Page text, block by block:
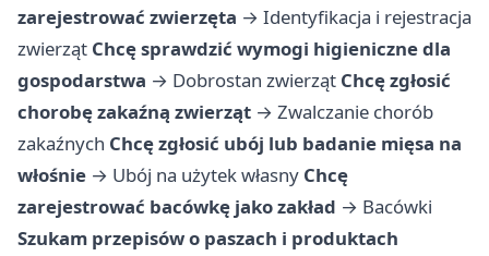
zarejestrować zwierzęta → Identyfikacja i rejestracja
zwierząt Chcę sprawdzić wymogi higieniczne dla
gospodarstwa → Dobrostan zwierząt Chcę zgłosić
chorobę zakaźną zwierząt → Zwalczanie chorób
zakaźnych Chcę zgłosić ubój lub badanie mięsa na
włośnie → Ubój na użytek własny Chcę
zarejestrować bacówkę jako zakład → Bacówki
Szukam przepisów o paszach i produktach